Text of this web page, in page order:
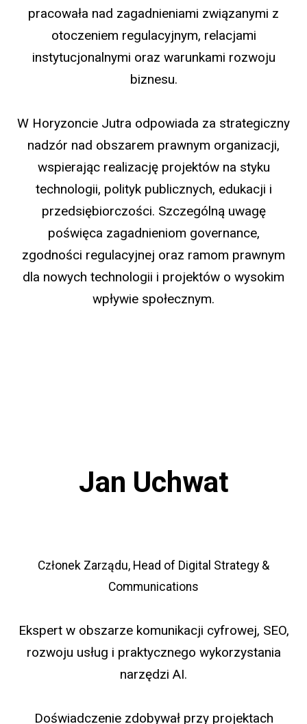
pracowała nad zagadnieniami związanymi z
otoczeniem regulacyjnym, relacjami
instytucjonalnymi oraz warunkami rozwoju
biznesu.
W Horyzoncie Jutra odpowiada za strategiczny
nadzór nad obszarem prawnym organizacji,
wspierając realizację projektów na styku
technologii, polityk publicznych, edukacji i
przedsiębiorczości. Szczególną uwagę
poświęca zagadnieniom governance,
zgodności regulacyjnej oraz ramom prawnym
dla nowych technologii i projektów o wysokim
wpływie społecznym.
Jan Uchwat
Członek Zarządu, Head of Digital Strategy &
Communications
Ekspert w obszarze komunikacji cyfrowej, SEO,
rozwoju usług i praktycznego wykorzystania
narzędzi AI.
Doświadczenie zdobywał przy projektach